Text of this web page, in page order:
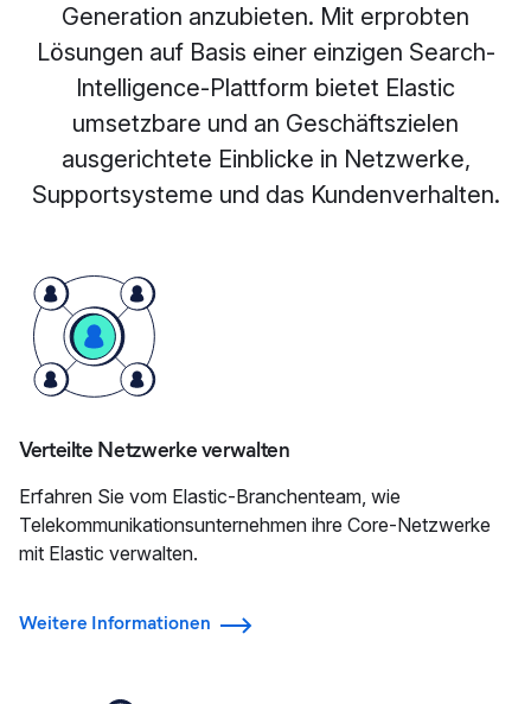
Generation anzubieten. Mit erprobten
Lösungen auf Basis einer einzigen Search-
Intelligence-Plattform bietet Elastic
umsetzbare und an Geschäftszielen
ausgerichtete Einblicke in Netzwerke,
Supportsysteme und das Kundenverhalten.
Verteilte Netzwerke verwalten
Erfahren Sie vom Elastic-Branchenteam, wie
Telekommunikationsunternehmen ihre Core-Netzwerke
mit Elastic verwalten.
Weitere Informationen